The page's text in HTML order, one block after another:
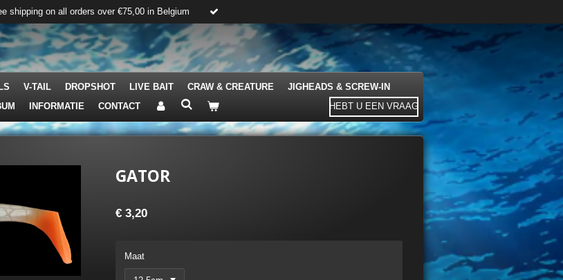
shipping on all orders over €75,00 in Belgium
V-TAIL DROPSHOT LIVE BAIT CRAW & CREATURE
JIGHEADS & SCREW-IN
INFORMATIE CONTACT HEBT U EEN VRAAG
GATOR
€ 3,20
Maat